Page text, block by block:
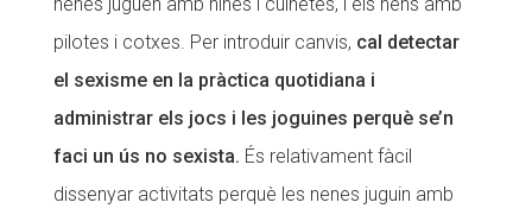
pilotes i cotxes. Per introduir canvis, cal detectar
el sexisme en la pràctica quotidiana i
administrar els jocs i les joguines perquè se’n
faci un ús no sexista. És relativament fàcil
dissenyar activitats perquè les nenes juguin amb